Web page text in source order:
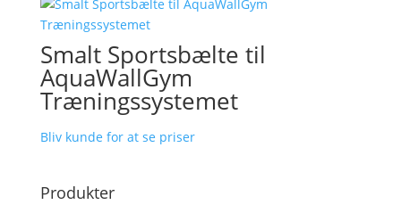
Smalt Sportsbælte til
AquaWallGym
Træningssystemet
Bliv kunde for at se priser
Produkter